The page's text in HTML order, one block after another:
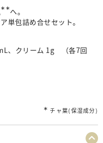
∗∗へ。
単包詰め合せセット。
、クリーム 1g （各7回
∗ チャ葉(保湿成分)